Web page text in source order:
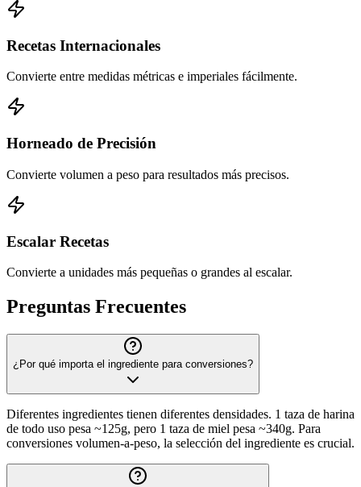
Recetas Internacionales
Convierte entre medidas métricas e imperiales fácilmente.
Horneado de Precisión
Convierte volumen a peso para resultados más precisos.
Escalar Recetas
Convierte a unidades más pequeñas o grandes al escalar.
Preguntas Frecuentes
¿Por qué importa el ingrediente para conversiones?
Diferentes ingredientes tienen diferentes densidades. 1 taza de harina
de todo uso pesa ~125g, pero 1 taza de miel pesa ~340g. Para
conversiones volumen-a-peso, la selección del ingrediente es crucial.